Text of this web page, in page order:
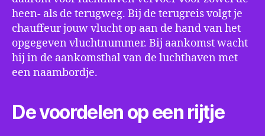
heen- als de terugweg. Bij de terugreis volgt je
chauffeur jouw vlucht op aan de hand van het
opgegeven vluchtnummer. Bij aankomst wacht
hij in de aankomsthal van de luchthaven met
een naambordje.
De voordelen op een rijtje